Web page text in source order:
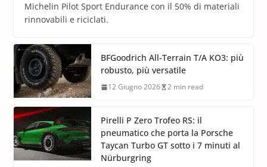
Michelin Pilot Sport Endurance con il 50% di materiali
rinnovabili e riciclati.
BFGoodrich All-Terrain T/A KO3: più
robusto, più versatile
12 Giugno 2026 2 min read
Pirelli P Zero Trofeo RS: il
pneumatico che porta la Porsche
Taycan Turbo GT sotto i 7 minuti al
Nürburgring